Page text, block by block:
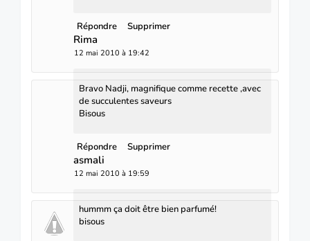
Répondre Supprimer
Rima
12 mai 2010 à 19:42
Bravo Nadji, magnifique comme recette ,avec
de succulentes saveurs
Bisous
Répondre Supprimer
asmali
12 mai 2010 à 19:59
hummm ça doit être bien parfumé!
bisous